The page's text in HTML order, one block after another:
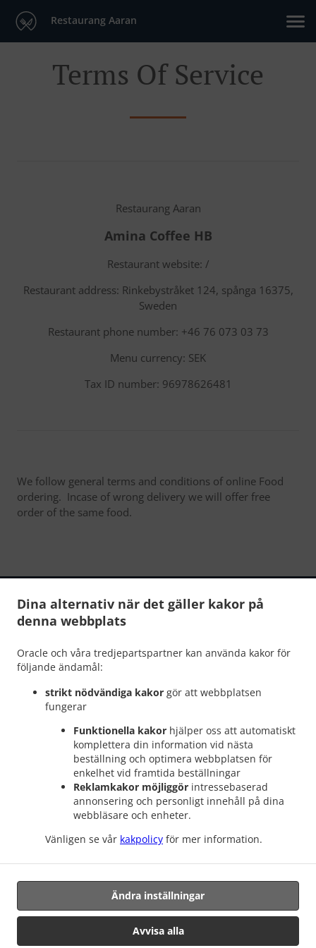
Dina alternativ när det gäller kakor på
denna webbplats
Oracle och våra tredjepartspartner kan använda kakor för
följande ändamål:
strikt nödvändiga kakor gör att webbplatsen
fungerar
Funktionella kakor hjälper oss att automatiskt
komplettera din information vid nästa
beställning och optimera webbplatsen för
enkelhet vid framtida beställningar
Reklamkakor möjliggör intressebaserad
annonsering och personligt innehåll på dina
webbläsare och enheter.
Vänligen se vår kakpolicy för mer information.
Avvisa alla
Ändra inställningar
Restaurang Aaran
Terms Of Service
Restaurang Aaran
Amina Coffee HB
Restaurant website: /
Restaurant address: Rinkebystråket 124, spånga 16375,
Sweden
Restaurant phone number: +46 76 073 03 73
Menu currency: SEK
Tax ID number: 96978626481
We follow general terms and conditions of online Food
ordering. Incase of wrong delivery we will offer free
order of the same food.
Sekretesspolilcy . Leveransvillkor . Ändringar i cookiepolicy
Kontakta oss
Rinkebystråket 124, 16375 Spånga, Sweden
+46 76 073 03 73
Bordsbokning
Kontakta oss